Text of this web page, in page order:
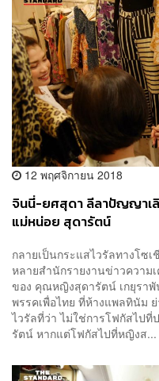
12 พฤศจิกายน 2018
จินนี่-ยศสุดา ลีลาปัญญาเลิ
แม่หน่อย สุดารัตน์
กลายเป็นกระแสไวรัลทางโซ
หลายสำนักรายงานข่าวความ
ของ คุณหญิงสุดารัตน์ เกยุรา
พรรคเพื่อไทย ที่ห้างแพลทินัม
ไวรัลที่ว่า ไม่ใช่การโฟกัสไป
รัตน์ หากแต่โฟกัสไปที่หญิงส...